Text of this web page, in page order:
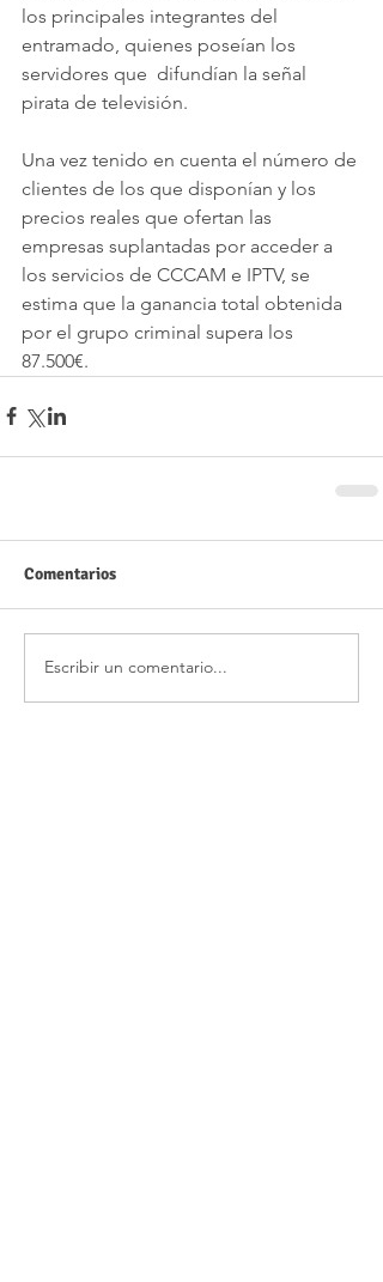
los principales integrantes del
entramado, quienes poseían los
servidores que  difundían la señal
pirata de televisión.
Una vez tenido en cuenta el número de
clientes de los que disponían y los
precios reales que ofertan las
empresas suplantadas por acceder a
los servicios de CCCAM e IPTV, se
estima que la ganancia total obtenida
por el grupo criminal supera los
87.500€.
Comentarios
Escribir un comentario...